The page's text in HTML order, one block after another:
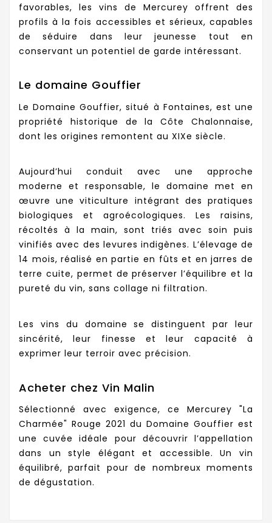
favorables, les vins de Mercurey offrent des
profils à la fois accessibles et sérieux, capables
de séduire dans leur jeunesse tout en
conservant un potentiel de garde intéressant.
Le domaine Gouffier
Le Domaine Gouffier, situé à Fontaines, est une
propriété historique de la Côte Chalonnaise,
dont les origines remontent au XIXe siècle.
Aujourd’hui conduit avec une approche
moderne et responsable, le domaine met en
œuvre une viticulture intégrant des pratiques
biologiques et agroécologiques. Les raisins,
récoltés à la main, sont triés avec soin puis
vinifiés avec des levures indigènes. L’élevage de
14 mois, réalisé en partie en fûts et en jarres de
terre cuite, permet de préserver l’équilibre et la
pureté du vin, sans collage ni filtration.
Les vins du domaine se distinguent par leur
sincérité, leur finesse et leur capacité à
exprimer leur terroir avec précision.
Acheter chez Vin Malin
Sélectionné avec exigence, ce Mercurey "La
Charmée" Rouge 2021 du Domaine Gouffier est
une cuvée idéale pour découvrir l’appellation
dans un style élégant et accessible. Un vin
équilibré, parfait pour de nombreux moments
de dégustation.